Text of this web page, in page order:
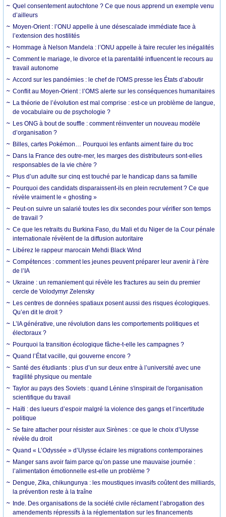
Quel consentement autochtone ? Ce que nous apprend un exemple venu
d’ailleurs
Moyen-Orient : l’ONU appelle à une désescalade immédiate face à
l’extension des hostilités
Hommage à Nelson Mandela : l’ONU appelle à faire reculer les inégalités
Comment le mariage, le divorce et la parentalité influencent le recours au
travail autonome
Accord sur les pandémies : le chef de l'OMS presse les États d’aboutir
Conflit au Moyen-Orient : l’OMS alerte sur les conséquences humanitaires
La théorie de l’évolution est mal comprise : est-ce un problème de langue,
de vocabulaire ou de psychologie ?
Les ONG à bout de souffle : comment réinventer un nouveau modèle
d’organisation ?
Billes, cartes Pokémon… Pourquoi les enfants aiment faire du troc
Dans la France des outre-mer, les marges des distributeurs sont-elles
responsables de la vie chère ?
Plus d’un adulte sur cinq est touché par le handicap dans sa famille
Pourquoi des candidats disparaissent-ils en plein recrutement ? Ce que
révèle vraiment le « ghosting »
Peut-on suivre un salarié toutes les dix secondes pour vérifier son temps
de travail ?
Ce que les retraits du Burkina Faso, du Mali et du Niger de la Cour pénale
internationale révèlent de la diffusion autoritaire
Libérez le rappeur marocain Mehdi Black Wind
Compétences : comment les jeunes peuvent préparer leur avenir à l’ère
de l’IA
Ukraine : un remaniement qui révèle les fractures au sein du premier
cercle de Volodymyr Zelensky
Les centres de données spatiaux posent aussi des risques écologiques.
Qu’en dit le droit ?
L’IA générative, une révolution dans les comportements politiques et
électoraux ?
Pourquoi la transition écologique fâche-t-elle les campagnes ?
Quand l’État vacille, qui gouverne encore ?
Santé des étudiants : plus d’un sur deux entre à l’université avec une
fragilité physique ou mentale
Taylor au pays des Soviets : quand Lénine s'inspirait de l'organisation
scientifique du travail
Haïti : des lueurs d’espoir malgré la violence des gangs et l’incertitude
politique
Se faire attacher pour résister aux Sirènes : ce que le choix d’Ulysse
révèle du droit
Quand « L’Odyssée » d’Ulysse éclaire les migrations contemporaines
Manger sans avoir faim parce qu’on passe une mauvaise journée :
l’alimentation émotionnelle est-elle un problème ?
Dengue, Zika, chikungunya : les moustiques invasifs coûtent des milliards,
la prévention reste à la traîne
Inde. Des organisations de la société civile réclament l’abrogation des
amendements répressifs à la réglementation sur les financements